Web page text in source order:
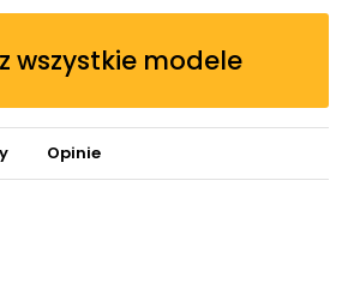
wszystkie modele
Opinie